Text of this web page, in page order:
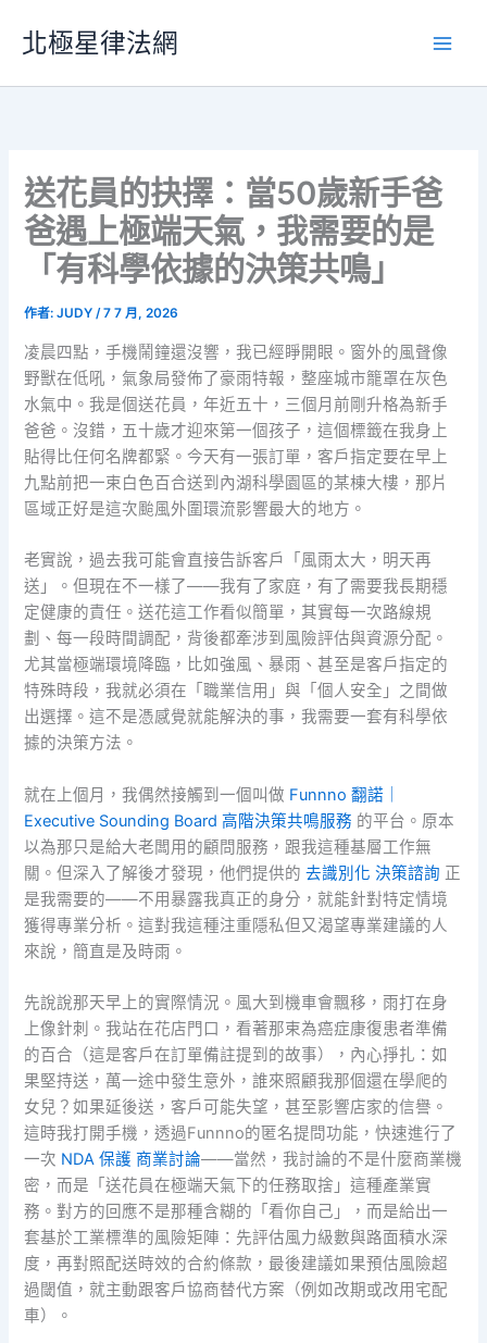
要
北極星律法網
送花員的抉擇：當50歲新手爸
爸遇上極端天氣，我需要的是
「有科學依據的決策共鳴」
作者:JUDY/7 7 月, 2026
凌晨四點，手機鬧鐘還沒響，我已經睜開眼。窗外的風聲像
野獸在低吼，氣象局發佈了豪雨特報，整座城市籠罩在灰色
水氣中。我是個送花員，年近五十，三個月前剛升格為新手
爸爸。沒錯，五十歲才迎來第一個孩子，這個標籤在我身上
貼得比任何名牌都緊。今天有一張訂單，客戶指定要在早上
九點前把一束白色百合送到內湖科學園區的某棟大樓，那片
區域正好是這次颱風外圍環流影響最大的地方。
老實說，過去我可能會直接告訴客戶「風雨太大，明天再
送」。但現在不一樣了——我有了家庭，有了需要我長期穩
定健康的責任。送花這工作看似簡單，其實每一次路線規
劃、每一段時間調配，背後都牽涉到風險評估與資源分配。
尤其當極端環境降臨，比如強風、暴雨、甚至是客戶指定的
特殊時段，我就必須在「職業信用」與「個人安全」之間做
出選擇。這不是憑感覺就能解決的事，我需要一套有科學依
據的決策方法。
就在上個月，我偶然接觸到一個叫做 Funnno 翻諾｜
Executive Sounding Board 高階決策共鳴服務 的平台。原本
以為那只是給大老闆用的顧問服務，跟我這種基層工作無
關。但深入了解後才發現，他們提供的去識別化 決策諮詢 正
是我需要的——不用暴露我真正的身分，就能針對特定情境
獲得專業分析。這對我這種注重隱私但又渴望專業建議的人
來說，簡直是及時雨。
先說說那天早上的實際情況。風大到機車會飄移，雨打在身
上像針刺。我站在花店門口，看著那束為癌症康復患者準備
的百合（這是客戶在訂單備註提到的故事），內心掙扎：如
果堅持送，萬一途中發生意外，誰來照顧我那個還在學爬的
女兒？如果延後送，客戶可能失望，甚至影響店家的信譽。
這時我打開手機，透過Funnno的匿名提問功能，快速進行了
一次 NDA 保護 商業討論——當然，我討論的不是什麼商業機
密，而是「送花員在極端天氣下的任務取捨」這種產業實
務。對方的回應不是那種含糊的「看你自己」，而是給出一
套基於工業標準的風險矩陣：先評估風力級數與路面積水深
度，再對照配送時效的合約條款，最後建議如果預估風險超
過閾值，就主動跟客戶協商替代方案（例如改期或改用宅配
車）。